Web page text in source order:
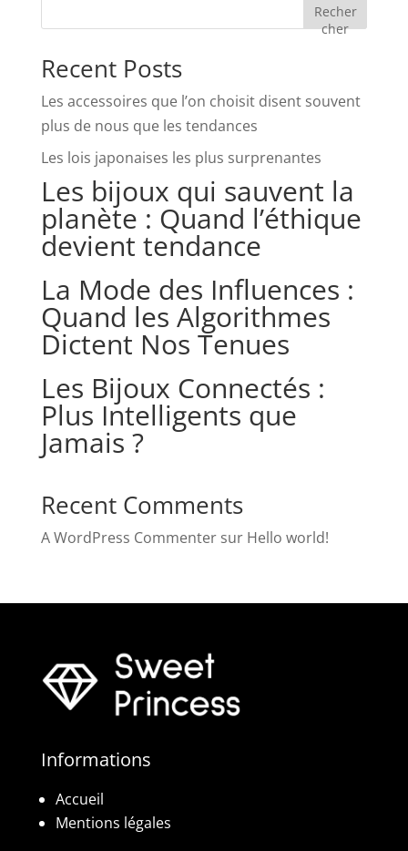
Recher
cher
Recent Posts
Les accessoires que l’on choisit disent souvent
plus de nous que les tendances
Les lois japonaises les plus surprenantes
Les bijoux qui sauvent la
planète : Quand l’éthique
devient tendance
La Mode des Influences :
Quand les Algorithmes
Dictent Nos Tenues
Les Bijoux Connectés :
Plus Intelligents que
Jamais ?
Recent Comments
A WordPress Commentersur Hello world!
Informations
Accueil
Mentions légales